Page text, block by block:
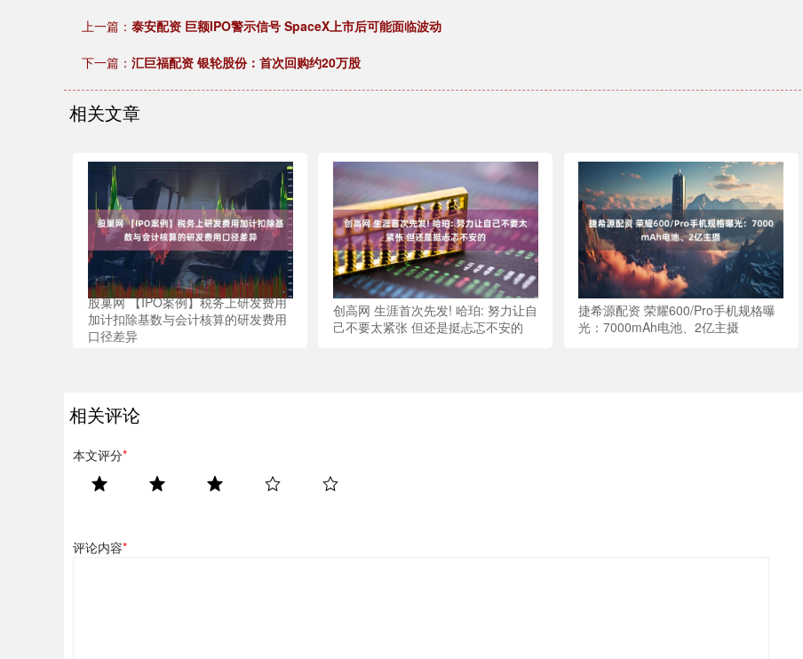
上一篇： 泰安配资 巨额IPO警示信号 SpaceX上市后可能面临波动
下一篇： 汇巨福配资 银轮股份：首次回购约20万股
相关文章
股巢网 【IPO案例】税务上研发费用
加计扣除基数与会计核算的研发费用
口径差异
创高网 生涯首次先发! 哈珀: 努力让自
己不要太紧张 但还是挺忐忑不安的
捷希源配资 荣耀600/Pro手机规格曝
光：7000mAh电池、2亿主摄
相关评论
本文评分*
评论内容*